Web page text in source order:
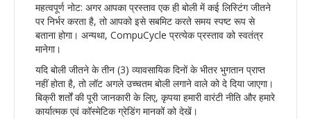
महत्वपूर्ण नोट: अगर आपका प्रस्ताव एक ही बोली में कई लिस्टिंग जीतने
पर निर्भर करता है, तो आपको इसे सबमिट करते समय स्पष्ट रूप से
बताना होगा। अन्यथा, CompuCycle प्रत्येक प्रस्ताव को स्वतंत्र
मानेगा।
यदि बोली जीतने के तीन (3) व्यावसायिक दिनों के भीतर भुगतान प्राप्त
नहीं होता है, तो लॉट अगले उच्चतम बोली लगाने वाले को दे दिया जाएगा।
बिक्री शर्तों की पूरी जानकारी के लिए, कृपया हमारी वारंटी नीति और हमारे
कार्यात्मक एवं कॉस्मेटिक ग्रेडिंग मानकों को देखें।